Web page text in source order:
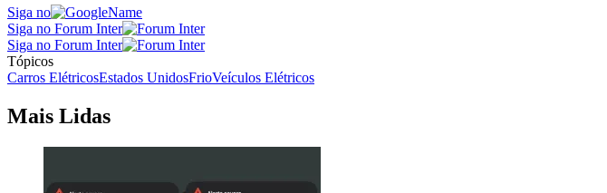
Siga no
Siga no Forum Inter
Siga no Forum Inter
Tópicos
Carros ElétricosEstados UnidosFrioVeículos Elétricos
Mais Lidas